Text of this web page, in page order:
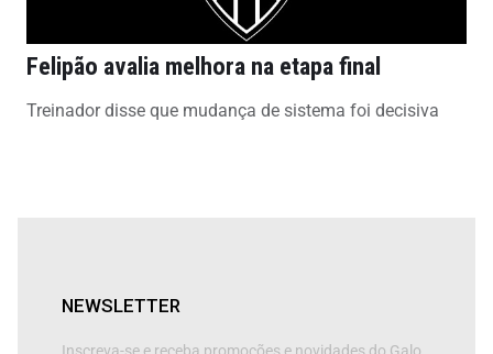
Felipão avalia melhora na etapa final
Treinador disse que mudança de sistema foi decisiva
NEWSLETTER